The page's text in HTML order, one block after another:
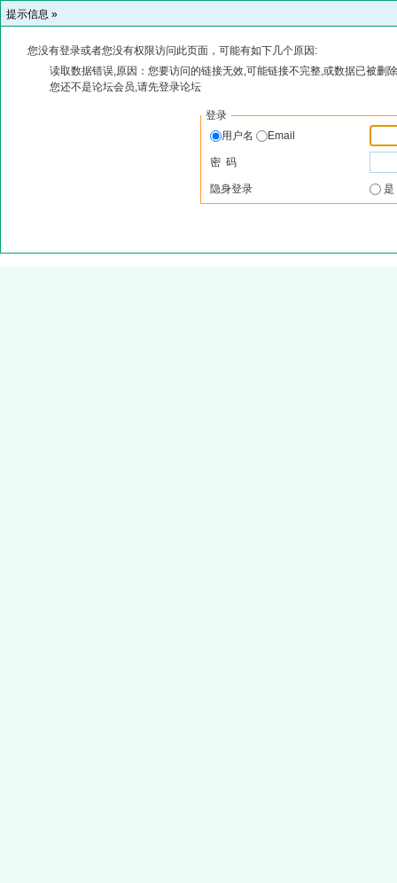
提示信息 »
您没有登录或者您没有权限访问此页面，可能有如下几个原因:
读取数据错误,原因：您要访问的链接无效,可能链接不完整,或数据已被删
您还不是论坛会员,请先登录论坛
登录
用户名
Email
密 码
隐身登录